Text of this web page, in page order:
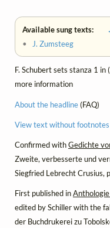
Available sung texts:
←
•
J. Zumsteeg
F. Schubert sets stanza 1
more information
About the headline(FAQ)
View text without footnotes
Confirmed withGedichte
Zweite, verbesserte und
Siegfried Lebrecht Crusius,
First published in
edited by Schiller with the
der Buchdrukerei zu